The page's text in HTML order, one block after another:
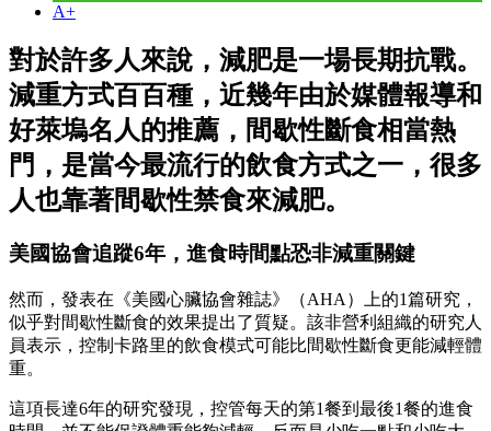
A+
對於許多人來說，減肥是一場長期抗戰。
減重方式百百種，近幾年由於媒體報導和
好萊塢名人的推薦，間歇性斷食相當熱
門，是當今最流行的飲食方式之一，很多
人也靠著間歇性禁食來減肥。
美國協會追蹤6年，進食時間點恐非減重關鍵
然而，發表在《美國心臟協會雜誌》（AHA）上的1篇研究，
似乎對間歇性斷食的效果提出了質疑。該非營利組織的研究人
員表示，控制卡路里的飲食模式可能比間歇性斷食更能減輕體
重。
這項長達6年的研究發現，控管每天的第1餐到最後1餐的進食